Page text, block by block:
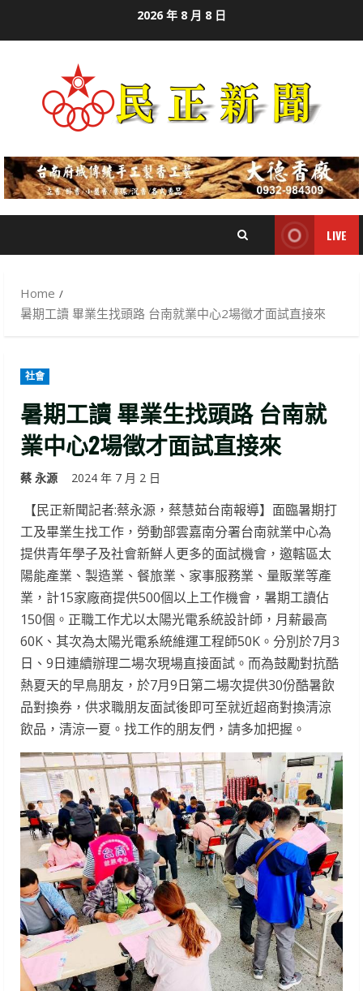
2026 年 8 月 8 日
LIVE
Home
暑期工讀 畢業生找頭路 台南就業中心2場徵才面試直接來
社會
暑期工讀 畢業生找頭路 台南就
業中心2場徵才面試直接來
蔡 永源 2024 年 7 月 2 日
【民正新聞記者:蔡永源，蔡慧茹台南報導】面臨暑期打
工及畢業生找工作，勞動部雲嘉南分署台南就業中心為
提供青年學子及社會新鮮人更多的面試機會，邀轄區太
陽能產業、製造業、餐旅業、家事服務業、量販業等產
業，計15家廠商提供500個以上工作機會，暑期工讀佔
150個。正職工作尤以太陽光電系統設計師，月薪最高
60K、其次為太陽光電系統維運工程師50K。分別於7月3
日、9日連續辦理二場次現場直接面試。而為鼓勵對抗酷
熱夏天的早鳥朋友，於7月9日第二場次提供30份酷暑飲
品對換券，供求職朋友面試後即可至就近超商對換清涼
飲品，清涼一夏。找工作的朋友們，請多加把握。